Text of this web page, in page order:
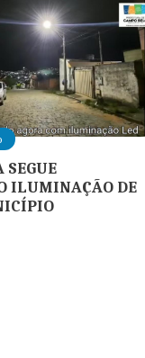
SEGUE
ILUMINAÇÃO DE